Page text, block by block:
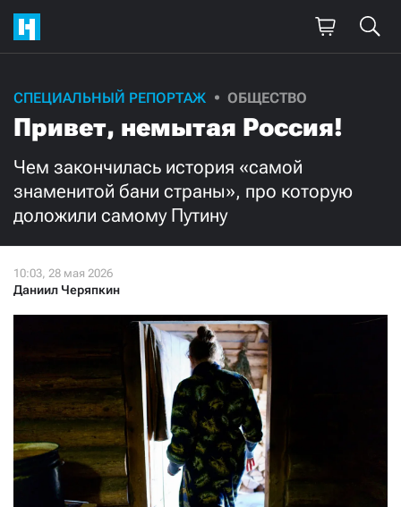
СПЕЦИАЛЬНЫЙ РЕПОРТАЖ ОБЩЕСТВО
Привет, немытая Россия!
Чем закончилась история «самой
знаменитой бани страны», про которую
доложили самому Путину
Даниил Черяпкин
Поддержите
нашу работу!
Ежемесячно Разово
3000
Нажимая кнопку «Стать соучастником»,
я принимаю
условия и подтверждаю свое гражданство РФ
СТАТЬ СОУЧАСТНИКОМ
ПОДЕЛИТЬСЯ С ДРУЗЬЯМИ
Если у вас есть вопросы, пишите donate@novayagazeta.ru
звоните:
+7 (929) 612-03-68